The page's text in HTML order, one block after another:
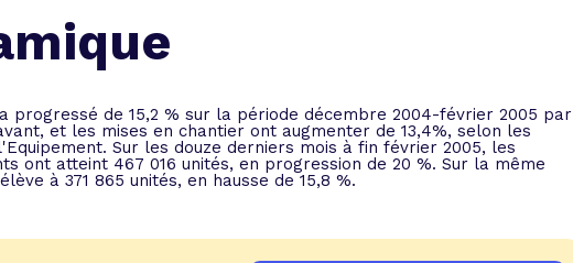
Tous les outils prêt immobilier
meilleur taux !
taux !
regroupement de crédits
progressé de 15,2 % sur la période décembre 2004-février 2005 par
et les mises en chantier ont augmenter de 13,4%, selon les
Sur les douze derniers mois à fin février 2005, les
ont atteint 467 016 unités, en progression de 20 %. Sur la même
à 371 865 unités, en hausse de 15,8 %.